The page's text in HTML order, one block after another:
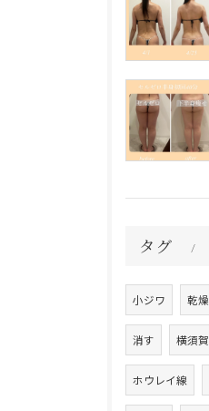
タグ
小ジワ 乾燥
消す 横須賀
ホウレイ線